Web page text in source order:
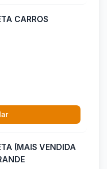
CARROS
(MAIS VENDIDA